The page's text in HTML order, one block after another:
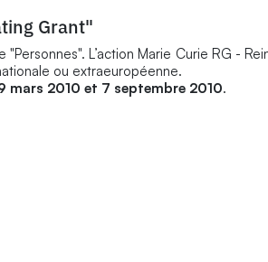
Grant"
L’action Marie Curie RG -
ou extraeuropéenne.
mars 2010 et 7 septembre 2010.